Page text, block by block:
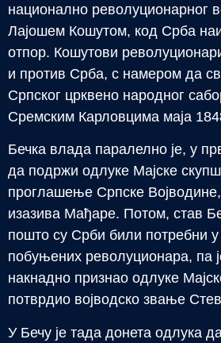
национално револуционарног
Лајошем Кошутом, код Срба
отпор. Кошутови
и против Срба, с намером да
Српског црквено народног
Сремским Карловцима маја
Бечка влада паралелно је, у
да подржи одлуке Мајске
проглашење Српске
изазива Мађаре. Потом, став
пошто су Срби били потребни у
побуњених револуционара, па
накнадно признао одлуке
потврдио војводско звање
У Бечу је тада донета одлука